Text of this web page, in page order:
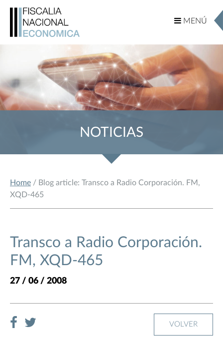
MENÚ
MENÚ
NOTICIAS
Home / Blog article: Transco a Radio Corporación. FM,
XQD-465
Transco a Radio Corporación.
FM, XQD-465
27 / 06 / 2008
VOLVER